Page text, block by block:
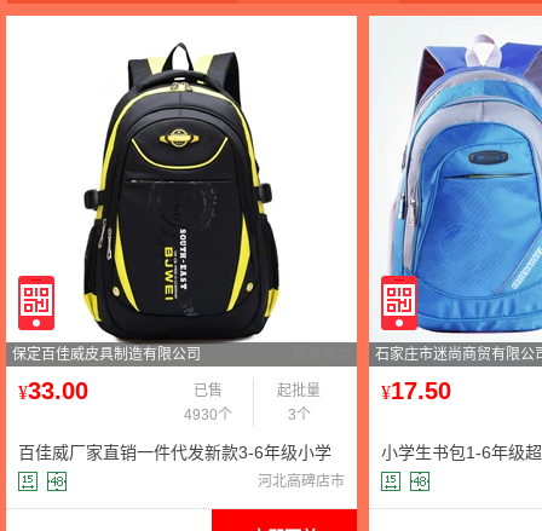
保定百佳威皮具制造有限公司
¥33.00
已售
4930个
起批量
3个
百佳威厂家直销一件代发新款3-6年级小学
生书包减负双肩背学生包
河北高碑店市
石家庄市迷尚商贸有限公
¥17.50
小学生书包1-6年级
水包 中学生男女双